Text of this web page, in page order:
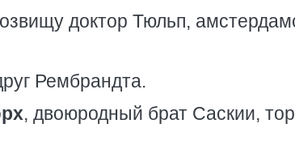
доктор Тюльп,
Рембрандта.
, двоюродный брат Саскии,